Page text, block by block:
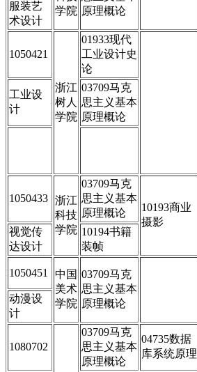
学院 原理概论
服装艺
术设计
1050421
浙江
树人
学院
01933现代
工业设计史
论
工业设
计
03709马克
思主义基本
原理概论
1050433 浙江
科技
学院
03709马克
思主义基本
原理概论
10193商业
摄影
视觉传
达设计
10194书籍
装帧
1050451
中国
美术
学院
03709马克
思主义基本
原理概论
动漫设
计
1080702
03709马克
思主义基本
原理概论
04735数据
库系统原理